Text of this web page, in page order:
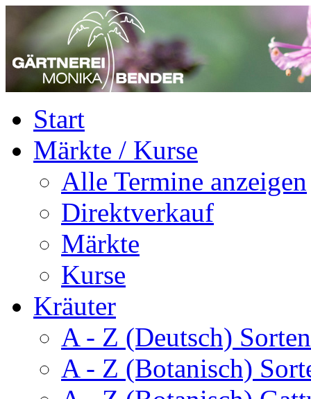
Start
Märkte / Kurse
Alle Termine anzeigen
Direktverkauf
Märkte
Kurse
Kräuter
A - Z (Deutsch)
A - Z (Botanisch)